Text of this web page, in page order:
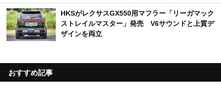
HKSがレクサスGX550用マフラー「リーガマック
ストレイルマスター」発売 V6サウンドと上質デ
ザインを両立
おすすめ記事